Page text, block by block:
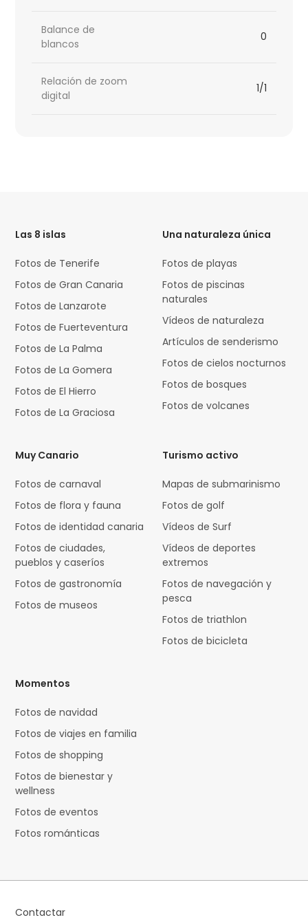
Balance de
blancos
0
Relación de zoom
digital
1/1
Las 8 islas
Fotos de Tenerife
Fotos de Gran Canaria
Fotos de Lanzarote
Fotos de Fuerteventura
Fotos de La Palma
Fotos de La Gomera
Fotos de El Hierro
Fotos de La Graciosa
Una naturaleza única
Fotos de playas
Fotos de piscinas
naturales
Vídeos de naturaleza
Artículos de senderismo
Fotos de cielos nocturnos
Fotos de bosques
Fotos de volcanes
Muy Canario
Fotos de carnaval
Fotos de flora y fauna
Fotos de identidad canaria
Fotos de ciudades,
pueblos y caseríos
Fotos de gastronomía
Fotos de museos
Turismo activo
Mapas de submarinismo
Fotos de golf
Vídeos de Surf
Vídeos de deportes
extremos
Fotos de navegación y
pesca
Fotos de triathlon
Fotos de bicicleta
Momentos
Fotos de navidad
Fotos de viajes en familia
Fotos de shopping
Fotos de bienestar y
wellness
Fotos de eventos
Fotos románticas
Contactar